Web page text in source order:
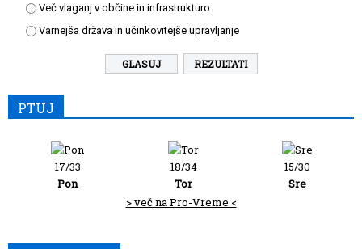
Več vlaganj v občine in infrastrukturo
Varnejša država in učinkovitejše upravljanje
REZULTATI
PTUJ
17/33
Pon
18/34
Tor
15/30
Sre
> več na Pro-Vreme <